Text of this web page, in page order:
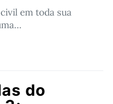
em toda sua
do